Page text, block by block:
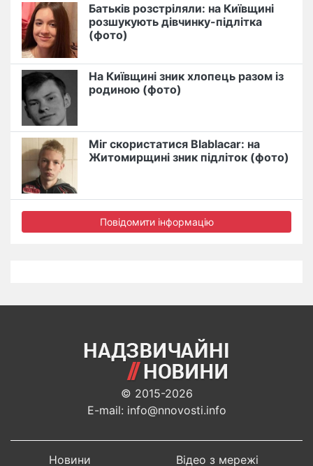
Батьків розстріляли: на Київщині
розшукують дівчинку-підлітка
(фото)
На Київщині зник хлопець разом із
родиною (фото)
Міг скористатися Blablacar: на
Житомирщині зник підліток (фото)
Повідомити інформацію
© 2015-2026
E-mail: info@nnovosti.info
Новини Відео з мережі